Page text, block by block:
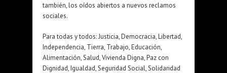
también, los oídos abiertos a nuevos reclamos
sociales.
Para todas y todos: Justicia, Democracia, Libertad,
Independencia, Tierra, Trabajo, Educación,
Alimentación, Salud, Vivienda Digna, Paz con
Dignidad, Igualdad, Seguridad Social, Solidaridad